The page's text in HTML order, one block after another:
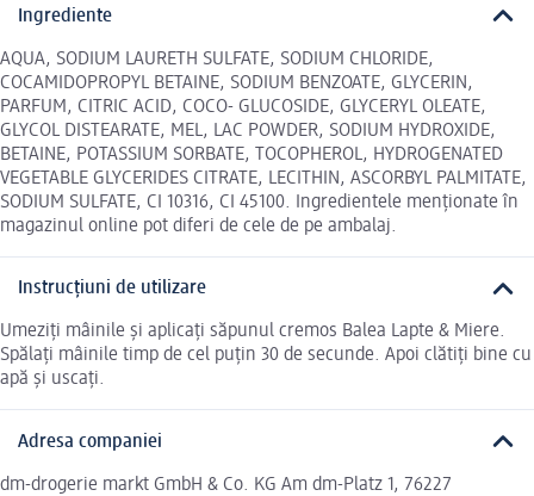
Ingrediente
AQUA, SODIUM LAURETH SULFATE, SODIUM CHLORIDE,
COCAMIDOPROPYL BETAINE, SODIUM BENZOATE, GLYCERIN,
PARFUM, CITRIC ACID, COCO- GLUCOSIDE, GLYCERYL OLEATE,
GLYCOL DISTEARATE, MEL, LAC POWDER, SODIUM HYDROXIDE,
BETAINE, POTASSIUM SORBATE, TOCOPHEROL, HYDROGENATED
VEGETABLE GLYCERIDES CITRATE, LECITHIN, ASCORBYL PALMITATE,
SODIUM SULFATE, CI 10316, CI 45100. Ingredientele menționate în
magazinul online pot diferi de cele de pe ambalaj.
Instrucțiuni de utilizare
Umeziți mâinile și aplicați săpunul cremos Balea Lapte & Miere.
Spălați mâinile timp de cel puțin 30 de secunde. Apoi clătiți bine cu
apă și uscați.
Adresa companiei
dm-drogerie markt GmbH & Co. KG Am dm-Platz 1, 76227